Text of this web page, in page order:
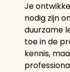
Je
nodig zijn
duurzame
toe in de
kennis,